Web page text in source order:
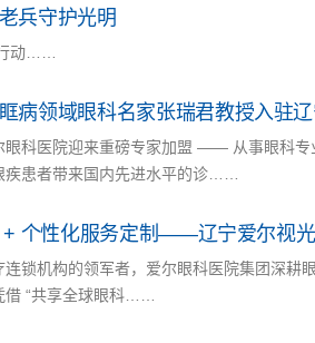
兵守护光明
动……
病领域眼科名家张瑞君教授入驻辽
眼科医院迎来重磅专家加盟 —— 从事眼科
疾患者带来国内先进水平的诊……
+ 个性化服务定制——辽宁爱尔视
锁机构的领军者，爱尔眼科医院集团深耕
借 “共享全球眼科……